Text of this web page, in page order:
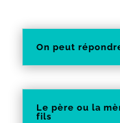
On peut
Le père ou la
fils